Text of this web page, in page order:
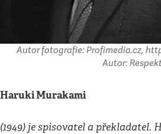
Autor fotografie: Profimedia.cz,
Autor:
Haruki Murakami
(1949) je spisovatel a překladatel.